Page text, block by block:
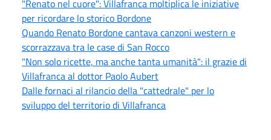
"Renato nel cuore": Villafranca moltiplica le iniziative
per ricordare lo storico Bordone
Quando Renato Bordone cantava canzoni western e
scorrazzava tra le case di San Rocco
"Non solo ricette, ma anche tanta umanità": il grazie di
Villafranca al dottor Paolo Aubert
Dalle fornaci al rilancio della "cattedrale" per lo
sviluppo del territorio di Villafranca